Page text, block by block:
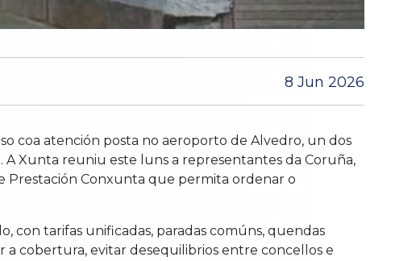
8 Jun 2026
coa atención posta no aeroporto de Alvedro, un dos
Xunta reuniu este luns a representantes da Coruña,
Prestación Conxunta que permita ordenar o
tarifas unificadas, paradas comúns, quendas
a cobertura, evitar desequilibrios entre concellos e